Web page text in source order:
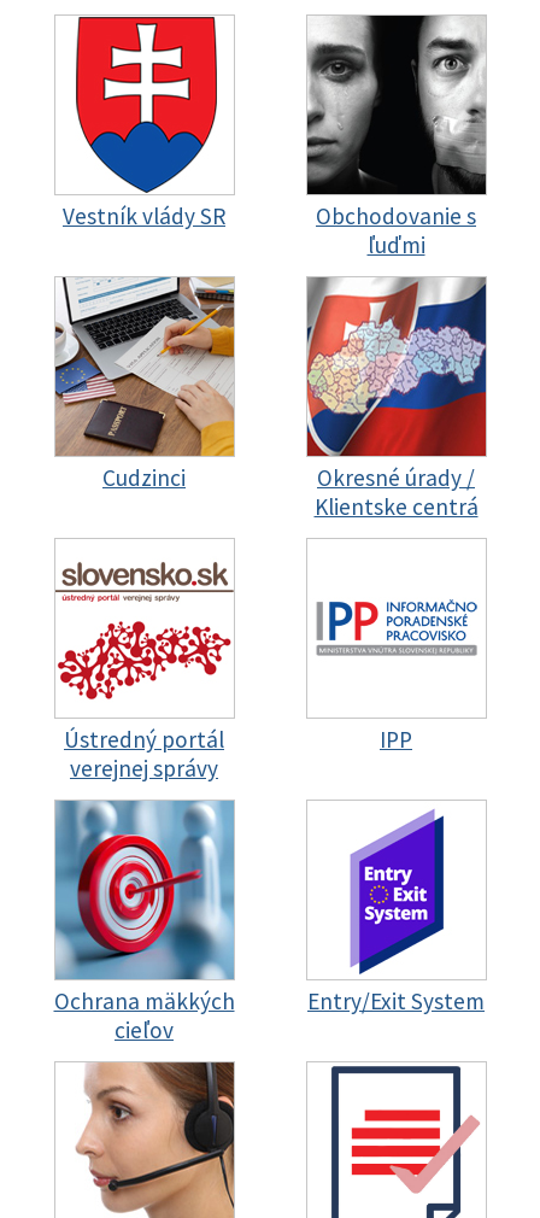
Vestník vlády SR
Obchodovanie s
ľuďmi
Cudzinci
Okresné úrady /
Klientske centrá
Ústredný portál
verejnej správy
IPP
Ochrana mäkkých
cieľov
Entry/Exit System